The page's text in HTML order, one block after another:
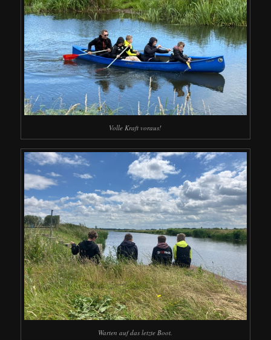
Volle Kraft voraus!
Warten auf das letzte Boot.